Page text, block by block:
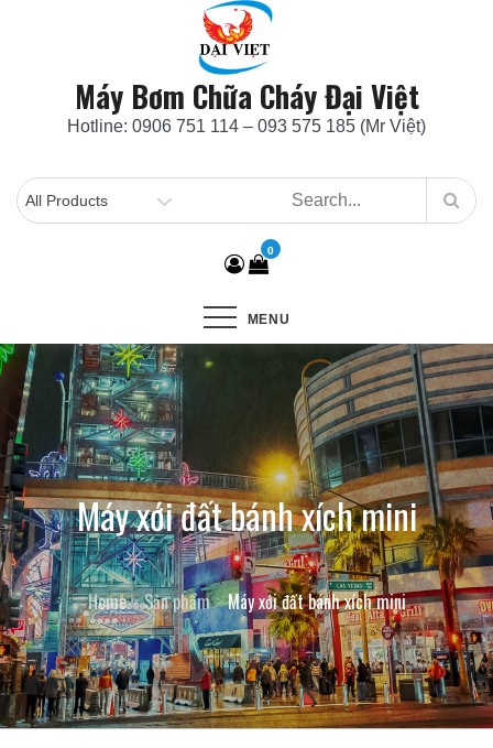
Máy Bơm Chữa Cháy Đại Việt
Hotline: 0906 751 114 – 093 575 185 (Mr Việt)
0
MENU
Máy xới đất bánh xích mini
Home Sản phẩm Máy xới đất bánh xích mini